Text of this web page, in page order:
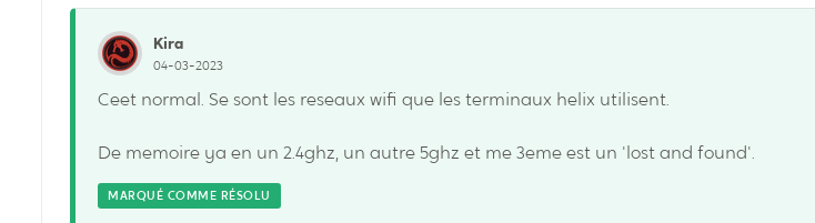
Kira
04-03-2023
Ceet normal. Se sont les reseaux wifi que les terminaux helix utilisent.
De memoire ya en un 2.4ghz, un autre 5ghz et me 3eme est un 'lost and found'.
MARQUÉ COMME RÉSOLU